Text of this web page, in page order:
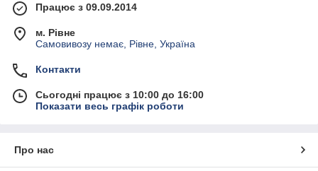
Працює з 09.09.2014
м. Рівне
Самовивозу немає, Рівне, Україна
Контакти
Сьогодні працює з 10:00 до 16:00
Показати весь графік роботи
Про нас